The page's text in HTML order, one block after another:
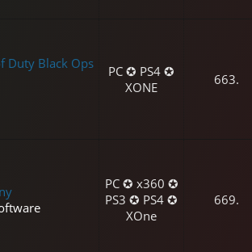
Duty Black Ops
PC ✪ PS4 ✪
XONE
663.
PC ✪ x360 ✪
PS3 ✪ PS4 ✪
XOne
669.